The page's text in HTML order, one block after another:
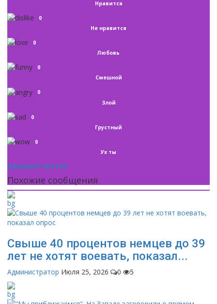
Нравится
0
Не нравится
0
Любовь
0
Смешной
0
Злой
0
Грустный
0
Ух ты
Администратор
Похожие сообщения
Свыше 40 процентов немцев до 39
лет не хотят воевать, показал...
Администратор Июля 25, 2026 0 5